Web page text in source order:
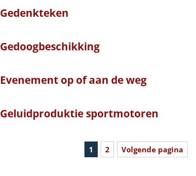
Gedenkteken
Gedoogbeschikking
Evenement op of aan de weg
Geluidproduktie sportmotoren
1 2 Volgende pagina